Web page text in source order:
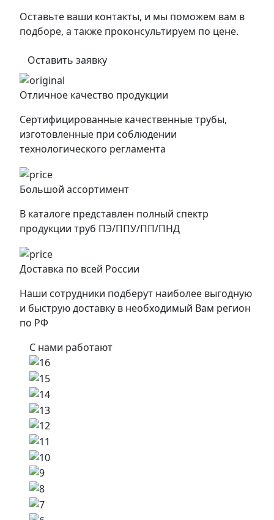
Оставьте ваши контакты, и мы поможем вам в
подборе, а также проконсультируем по цене.
Оставить заявку
Отличное качество продукции
Сертифицированные качественные трубы,
изготовленные при соблюдении
технологического регламента
Большой ассортимент
В каталоге представлен полный спектр
продукции труб ПЭ/ППУ/ПП/ПНД
Доставка по всей России
Наши сотрудники подберут наиболее выгодную
и быструю доставку в необходимый Вам регион
по РФ
С нами работают